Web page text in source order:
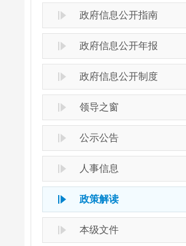
政府信息公开指南
政府信息公开年报
政府信息公开制度
领导之窗
公示公告
人事信息
政策解读
本级文件